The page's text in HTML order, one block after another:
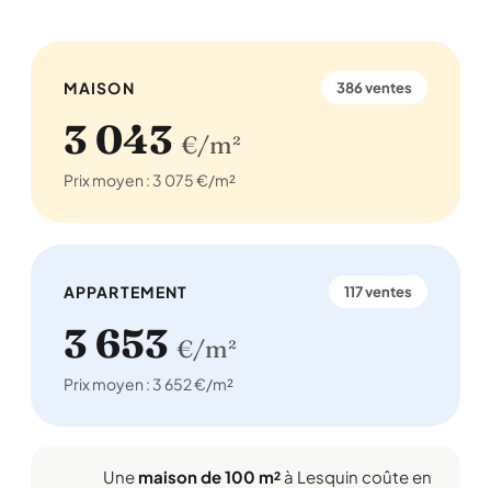
MAISON 386 ventes
3 043 €/m²
Prix moyen : 3 075 €/m²
APPARTEMENT 117 ventes
3 653 €/m²
Prix moyen : 3 652 €/m²
Une maison de 100 m² à Lesquin coûte en